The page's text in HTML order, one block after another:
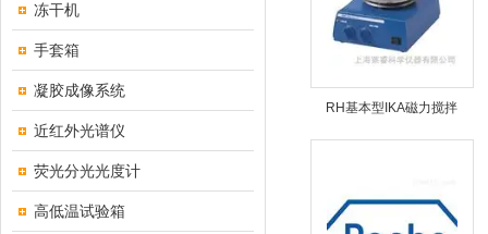
冻干机
手套箱
凝胶成像系统
近红外光谱仪
荧光分光光度计
高低温试验箱
RH基本型IKA磁力搅拌